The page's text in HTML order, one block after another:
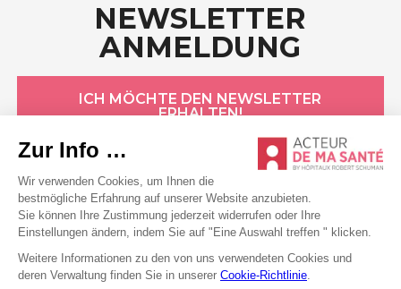
NEWSLETTER
ANMELDUNG
ICH MÖCHTE DEN NEWSLETTER
ERHALTEN!
HÔPITAUX ROBERT SCHUMAN
Datenschutzerklärung
Cookie-Erklärung
Allgemeine Bedingungen
Rechtliche Hinweise